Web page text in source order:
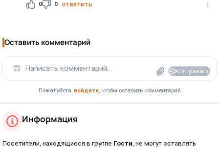
0 0 ответить
Оставить комментарий
😊 Написать комментарий... Отправить
Пожалуйста, войдите, чтобы оставить комментарий
Информация
Посетители, находящиеся в группе Гости, не могут оставлять